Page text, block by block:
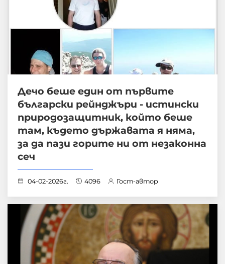
Дечо беше един от първите
български рейнджъри - истински
природозащитник, който беше
там, където държавата я няма,
за да пази горите ни от незаконна
сеч
04-02-2026г. 4096 Гост-автор